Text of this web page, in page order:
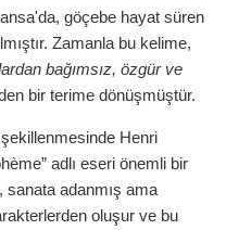
göçebe hayat süren
Zamanla bu kelime,
bağımsız, özgür ve
bir terime dönüşmüştür.
Henri
adlı eseri önemli bir
sanata adanmış ama
oluşur ve bu